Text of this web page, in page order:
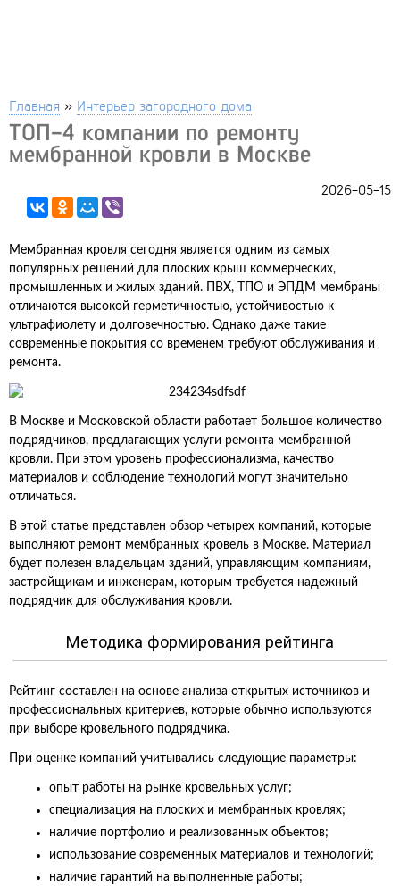
Главная » Интерьер загородного дома
ТОП-4 компании по ремонту
мембранной кровли в Москве
2026-05-15
Мембранная кровля сегодня является одним из самых
популярных решений для плоских крыш коммерческих,
промышленных и жилых зданий. ПВХ, ТПО и ЭПДМ мембраны
отличаются высокой герметичностью, устойчивостью к
ультрафиолету и долговечностью. Однако даже такие
современные покрытия со временем требуют обслуживания и
ремонта.
В Москве и Московской области работает большое количество
подрядчиков, предлагающих услуги ремонта мембранной
кровли. При этом уровень профессионализма, качество
материалов и соблюдение технологий могут значительно
отличаться.
В этой статье представлен обзор четырех компаний, которые
выполняют ремонт мембранных кровель в Москве. Материал
будет полезен владельцам зданий, управляющим компаниям,
застройщикам и инженерам, которым требуется надежный
подрядчик для обслуживания кровли.
Методика формирования рейтинга
Рейтинг составлен на основе анализа открытых источников и
профессиональных критериев, которые обычно используются
при выборе кровельного подрядчика.
При оценке компаний учитывались следующие параметры:
опыт работы на рынке кровельных услуг;
специализация на плоских и мембранных кровлях;
наличие портфолио и реализованных объектов;
использование современных материалов и технологий;
наличие гарантий на выполненные работы;